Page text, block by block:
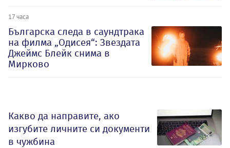
17 часа
Българска следа в саундтрака
на филма „Одисея“: Звездата
Джеймс Блейк снима в
Мирково
Какво да направите, ако
изгубите личните си документи
в чужбина